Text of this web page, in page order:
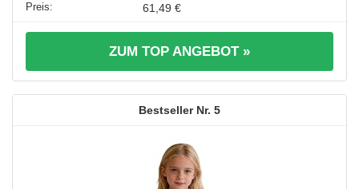
61,49 €
ZUM TOP ANGEBOT »
5